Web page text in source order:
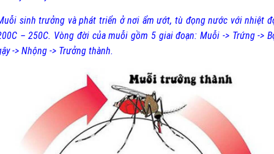
sinh trưởng và phát triển ở nơi ẩm ướt, tù đọng nước với nhiệt
– 250C. Vòng đời của muỗi gồm 5 giai đoạn: Muỗi -> Trứng ->
-> Nhộng -> Trưởng thành.